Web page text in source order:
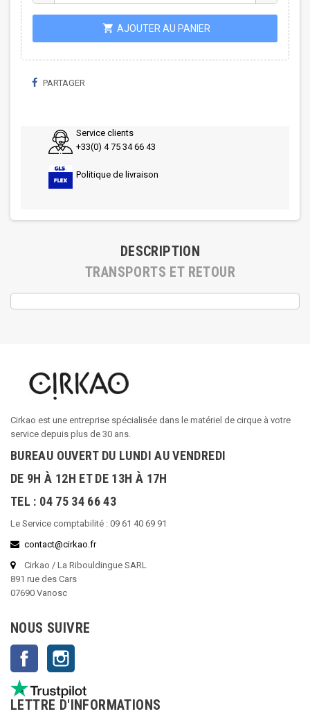
shopping_cart AJOUTER AU PANIER
PARTAGER
Service clients
+33(0) 4 75 34 66 43
Politique de livraison
DESCRIPTION
TRANSPORTS ET RETOUR
Cirkao est une entreprise spécialisée dans le matériel de cirque à votre
service depuis plus de 30 ans.
BUREAU OUVERT DU LUNDI AU VENDREDI
DE 9H À 12H ET DE 13H À 17H
TEL : 04 75 34 66 43
Le Service comptabilité : 09 61 40 69 91
contact@cirkao.fr
Cirkao / La Ribouldingue SARL
891 rue des Cars
07690 Vanosc
NOUS SUIVRE
Facebook
LETTRE D'INFORMATIONS